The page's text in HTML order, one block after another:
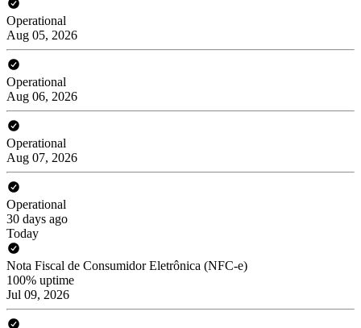
Operational
Aug 05, 2026
Operational
Aug 06, 2026
Operational
Aug 07, 2026
Operational
30 days ago
Today
Nota Fiscal de Consumidor Eletrônica (NFC-e)
100% uptime
Jul 09, 2026